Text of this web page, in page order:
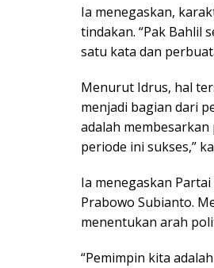
Ia menegaskan,
tindakan. “Pak Bahlil
satu kata dan
Menurut Idrus, hal
menjadi bagian dari
adalah
periode ini sukses,”
Ia menegaskan
Prabowo Subianto.
menentukan arah
“Pemimpin kita